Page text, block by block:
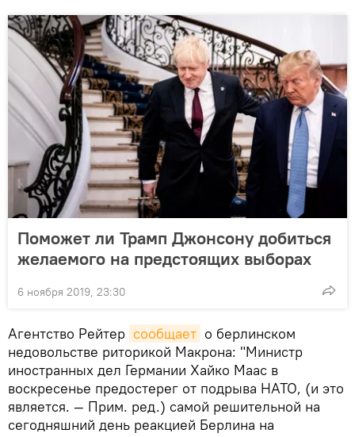
Поможет ли Трамп Джонсону добиться
желаемого на предстоящих выборах
6 ноября 2019, 23:30
Агентство Рейтер сообщает о берлинском
недовольстве риторикой Макрона: "Министр
иностранных дел Германии Хайко Маас в
воскресенье предостерег от подрыва НАТО, (и это
является. — Прим. ред.) самой решительной на
сегодняшний день реакцией Берлина на